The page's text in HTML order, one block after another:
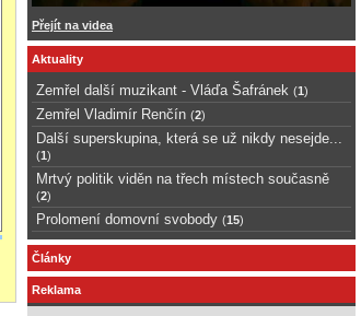
Přejít na videa
Aktuality
Zemřel další muzikant - Vláďa Šafránek (1 )
Zemřel Vladimír Renčín (2)
Další superskupina, která se už nikdy nesejde...
(1 )
Mrtvý politik viděn na třech místech současně
(2)
Prolomení domovní svobody (15)
Články
Reklama